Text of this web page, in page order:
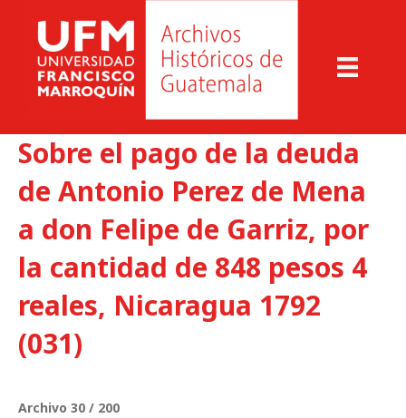
Sobre el pago de la deuda
de Antonio Perez de Mena
a don Felipe de Garriz, por
la cantidad de 848 pesos 4
reales, Nicaragua 1792
(031)
Archivo 30 / 200